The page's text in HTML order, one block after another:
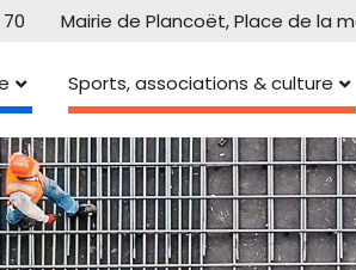
Mairie de Plancoët, Place de la
Sports, associations & culture